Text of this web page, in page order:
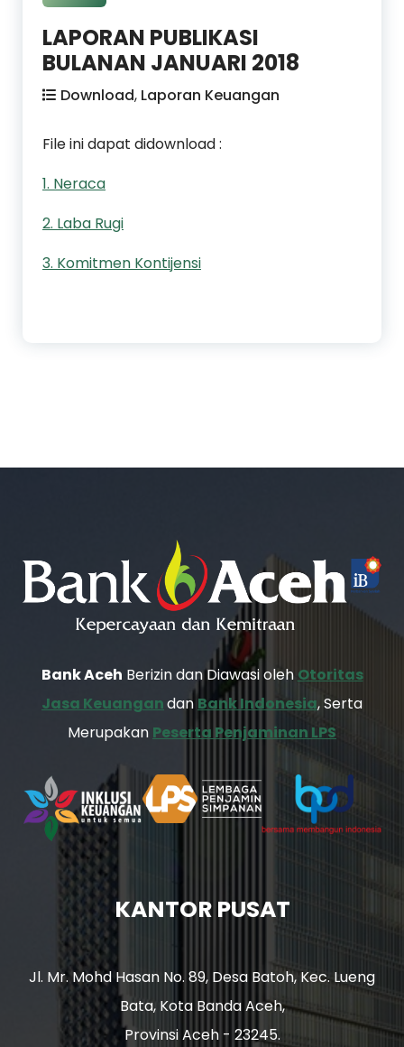
LAPORAN PUBLIKASI
BULANAN JANUARI 2018
Download, Laporan Keuangan
File ini dapat didownload :
1. Neraca
2. Laba Rugi
3. Komitmen Kontijensi
Bank Aceh Berizin dan Diawasi oleh Otoritas
Jasa Keuangandan Bank Indonesia, Serta
Merupakan Peserta Penjaminan LPS
KANTOR PUSAT
Jl. Mr. Mohd Hasan No. 89, Desa Batoh, Kec. Lueng
Bata, Kota Banda Aceh,
Provinsi Aceh - 23245.